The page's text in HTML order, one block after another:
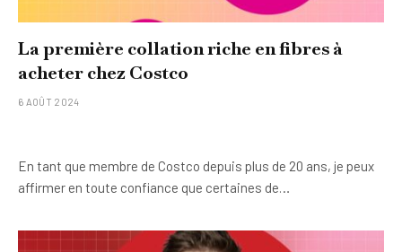
La première collation riche en fibres à
acheter chez Costco
6 AOÛT 2024
En tant que membre de Costco depuis plus de 20 ans, je peux
affirmer en toute confiance que certaines de…